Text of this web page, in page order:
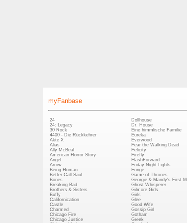
myFanbase
24
24: Legacy
30 Rock
4400 - Die Rückkehrer
Akte X
Alias
Ally McBeal
American Horror Story
Angel
Arrow
Being Human
Better Call Saul
Bones
Breaking Bad
Brothers & Sisters
Buffy
Californication
Castle
Charmed
Chicago Fire
Chicago Justice
Dollhouse
Dr. House
Eine himmlische Familie
Eureka
Everwood
Fear the Walking Dead
Felicity
Firefly
FlashForward
Friday Night Lights
Fringe
Game of Thrones
Georgie & Mandy's First
Ghost Whisperer
Gilmore Girls
Girls
Glee
Good Wife
Gossip Girl
Gotham
Greek